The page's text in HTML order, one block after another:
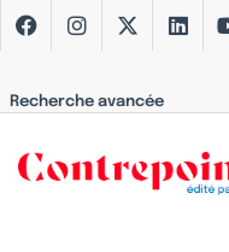
Recherche avancée